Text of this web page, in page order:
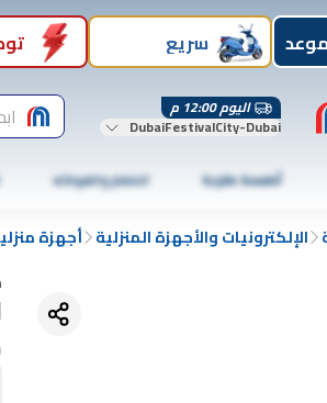
سريع
اليوم 12:00 م
DubaiFestivalCity-Dubai
أطعمة طازجة الخضار والفواكه
الإلكترونيات والأجهزة المنزلية أجهزة